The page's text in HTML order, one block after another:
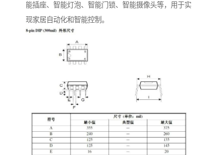
能插座、智能灯泡、智能门锁、智能摄像头等，用于实
现家居自动化和智能控制。